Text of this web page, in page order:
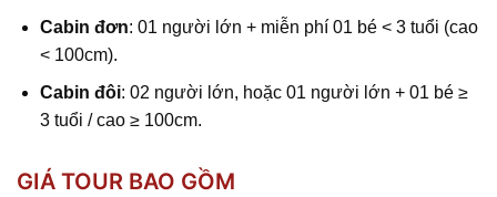
Cabin đơn: 01 người lớn + miễn phí 01 bé < 3 tuổi (cao
< 100cm).
Cabin đôi: 02 người lớn, hoặc 01 người lớn + 01 bé ≥
3 tuổi / cao ≥ 100cm.
GIÁ TOUR BAO GỒM